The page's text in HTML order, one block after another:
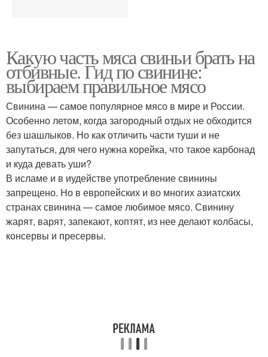
Какую часть мяса свиньи брать на
отбивные. Гид по свинине:
выбираем правильное мясо
Свинина — самое популярное мясо в мире и России.
Особенно летом, когда загородный отдых не обходится
без шашлыков. Но как отличить части туши и не
запутаться, для чего нужна корейка, что такое карбонад
и куда девать уши?
В исламе и в иудействе употребление свинины
запрещено. Но в европейских и во многих азиатских
странах свинина — самое любимое мясо. Свинину
жарят, варят, запекают, коптят, из нее делают колбасы,
консервы и пресервы.